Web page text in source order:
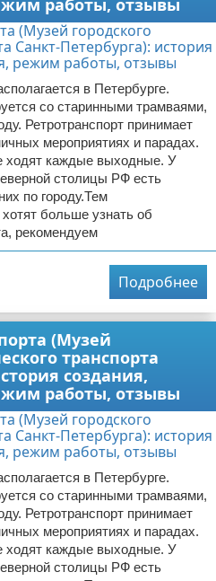
работы, отзывы
в Петербурге.
со старинными трамваями,
Ретротранспорт принимает
мероприятиях и парадах.
ходят каждые выходные. У
столицы РФ есть
по городу.Тем
больше узнать об
рекомендуем
Подробнее
(Музей
транспорта
создания,
работы, отзывы
в Петербурге.
со старинными трамваями,
Ретротранспорт принимает
мероприятиях и парадах.
ходят каждые выходные. У
столицы РФ есть